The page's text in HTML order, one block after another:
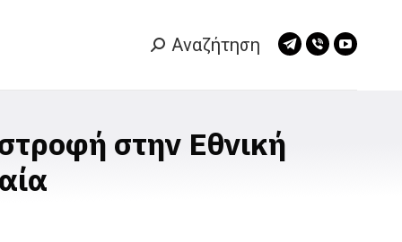
Search:
Αναζήτηση
Telegram
Viber
στην Εθνική